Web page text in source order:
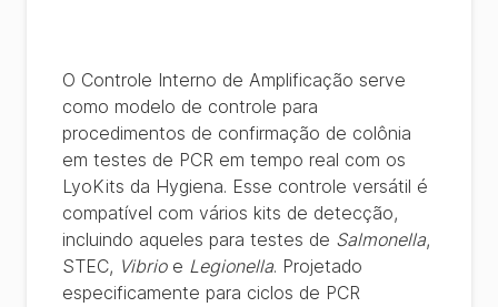
O Controle Interno de Amplificação serve
como modelo de controle para
procedimentos de confirmação de colônia
em testes de PCR em tempo real com os
LyoKits da Hygiena. Esse controle versátil é
compatível com vários kits de detecção,
incluindo aqueles para testes de Salmonella,
STEC, Vibrioe Legionella. Projetado
especificamente para ciclos de PCR